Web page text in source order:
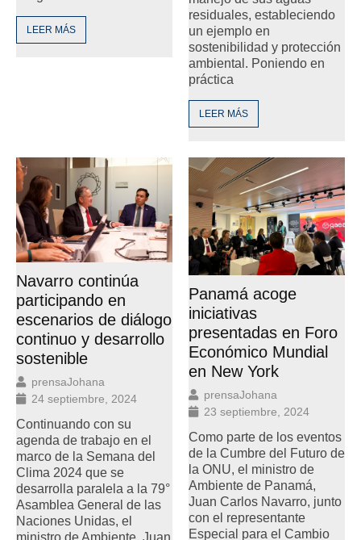
LEER MÁS
residuales, estableciendo
un ejemplo en
sostenibilidad y protección
ambiental. Poniendo en
práctica
LEER MÁS
Navarro continúa
participando en
escenarios de diálogo
continuo y desarrollo
sostenible
prensaJohana
24 septiembre, 2024
Continuando con su
agenda de trabajo en el
marco de la Semana del
Clima 2024 que se
desarrolla paralela a la 79°
Asamblea General de las
Naciones Unidas, el
ministro de Ambiente, Juan
Panamá acoge
iniciativas
presentadas en Foro
Económico Mundial
en New York
prensaJohana
23 septiembre, 2024
Como parte de los eventos
de la Cumbre del Futuro de
la ONU, el ministro de
Ambiente de Panamá,
Juan Carlos Navarro, junto
con el representante
Especial para el Cambio